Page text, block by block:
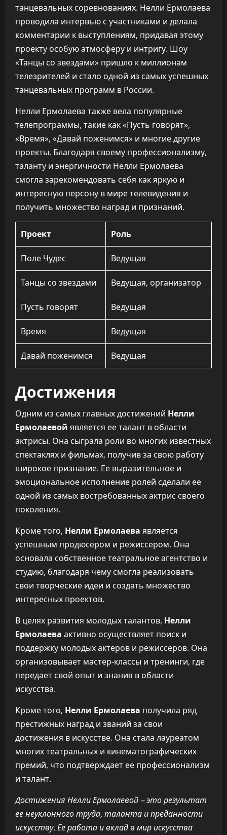
танцевальных соревнованиях. Нелли Ермолаева
проводила интервью с участниками и делала
комментарии к выступлениям, придавая этому
проекту особую атмосферу и интригу. Шоу
«Танцы со звездами» пришло к миллионам
телезрителей и стало одной из самых успешных
танцевальных программ в России.
Нелли Ермолаева также вела популярные
телепрограммы, такие как «Пусть говорят»,
«Время», «Давай поженимся» и многие другие
проекты. Благодаря своему профессионализму,
таланту и энергичности Нелли Ермолаева
смогла зарекомендовать себя как яркую и
интересную персону в мире телевидения и
получить множество наград и признаний.
Проект Роль
Поле Чудес Ведущая
Танцы со звездами Ведущая, организатор
Пусть говорят Ведущая
Время Ведущая
Давай поженимся Ведущая
Достижения
Одним из самых главных достижений Нелли
Ермолаевой является ее талант в области
актрисы. Она сыграла роли во многих известных
спектаклях и фильмах, получив за свою работу
широкое признание. Ее выразительное и
эмоциональное исполнение ролей сделали ее
одной из самых востребованных актрис своего
поколения.
Кроме того, Нелли Ермолаева является
успешным продюсером и режиссером. Она
основала собственное театральное агентство и
студию, благодаря чему смогла реализовать
свои творческие идеи и создать множество
интересных проектов.
В целях развития молодых талантов, Нелли
Ермолаева активно осуществляет поиск и
поддержку молодых актеров и режиссеров. Она
организовывает мастер-классы и тренинги, где
передает свой опыт и знания в области
искусства.
Кроме того, Нелли Ермолаева получила ряд
престижных наград и званий за свои
достижения в искусстве. Она стала лауреатом
многих театральных и кинематографических
премий, что подтверждает ее профессионализм
и талант.
Достижения Нелли Ермолаевой – это результат
ее неуклонного труда, таланта и преданности
искусству. Ее работа и вклад в мир искусства